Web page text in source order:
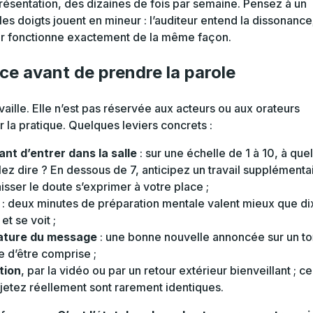
des dizaines de fois par semaine. Pensez à un
doigts jouent en mineur : l’auditeur entend la
fonctionne exactement de la même façon.
avant de prendre la parole
Elle n’est pas réservée aux acteurs ou aux orateurs
la pratique. Quelques leviers concrets :
d’entrer dans la salle : sur une échelle de 1 à 10, à quel
dire ? En dessous de 7, anticipez un travail
le doute s’exprimer à votre place ;
: deux minutes de préparation mentale valent mieux que
se voit ;
du message : une bonne nouvelle annoncée sur un
d’être comprise ;
, par la vidéo ou par un retour extérieur bienveillant ; ce
réellement sont rarement identiques.